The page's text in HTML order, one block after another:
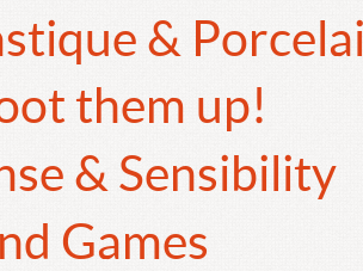
&
them up!
& Sensibility
Games